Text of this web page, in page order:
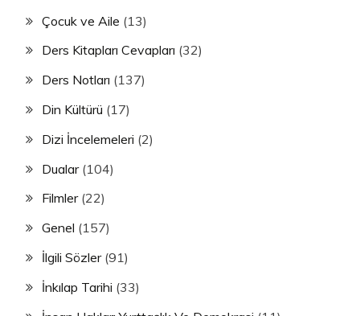
Çocuk ve Aile (13)
Ders Kitapları Cevapları (32)
Ders Notları (137)
Din Kültürü (17)
Dizi İncelemeleri (2)
Dualar(104)
Filmler(22)
Genel (157)
İlgili Sözler(91)
İnkılap Tarihi (33)